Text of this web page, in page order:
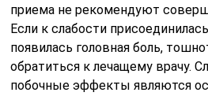
приема не рекомендуют
Если к слабости
появилась головная боль,
обратиться к лечащему врачу.
побочные эффекты являются